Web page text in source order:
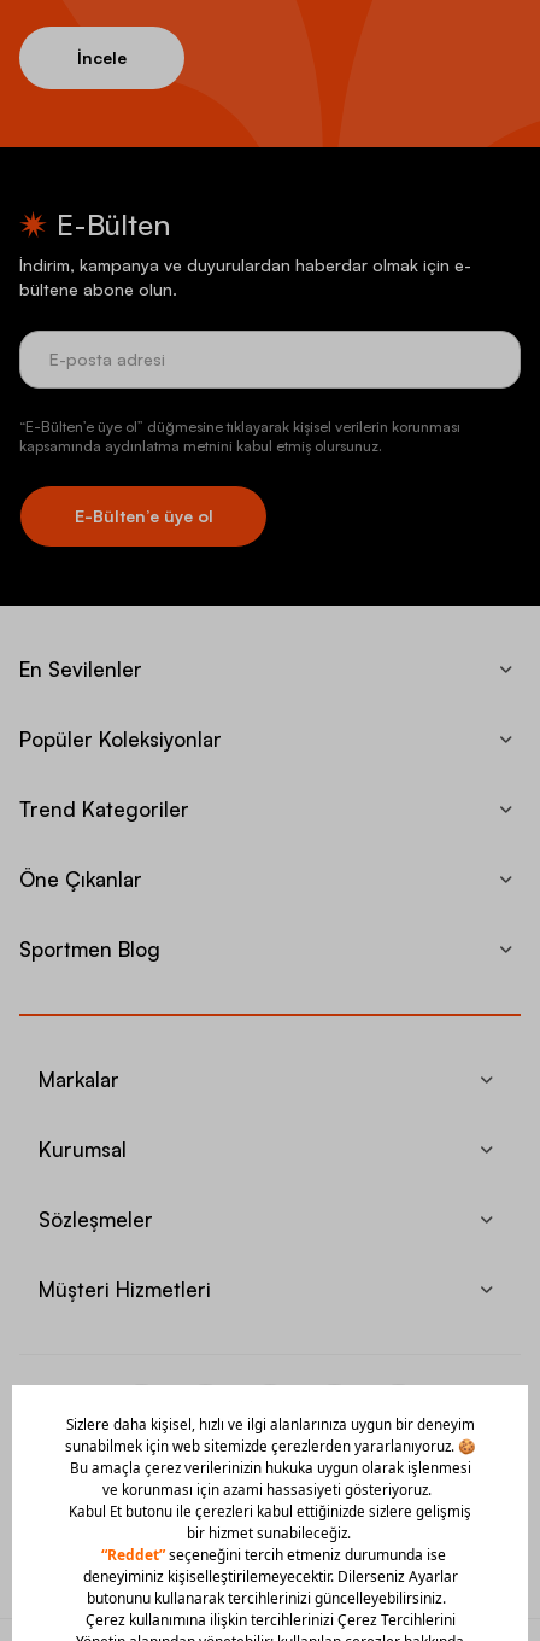
İncele
E-Bülten
İndirim, kampanya ve duyurulardan haberdar olmak için e-
bültene abone olun.
“E-Bülten’e üye ol” düğmesine tıklayarak kişisel verilerin korunması
kapsamında aydınlatma metnini kabul etmiş olursunuz.
E-Bülten’e üye ol
En Sevilenler
Popüler Koleksiyonlar
Trend Kategoriler
Öne Çıkanlar
Sportmen Blog
Markalar
Kurumsal
Sözleşmeler
Müşteri Hizmetleri
Mobil Uygulamamızı Hemen İndir!